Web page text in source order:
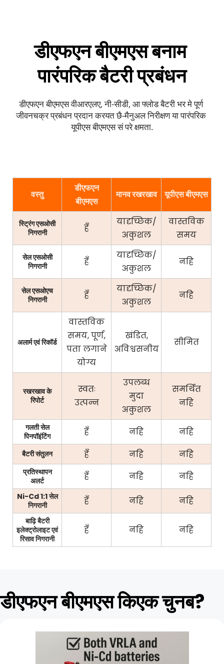
डीएफएन बीएमएस बनाम
पारंपरिक बैटरी प्रबंधन
डीएफएन बीएमएस वीआरएलए, नी-सीडी, आ फ्लोड बैटरी भर मे पूर्ण
जीवनचक्र प्रबंधन प्रदान करयत छै-मैनुअल निरीक्षण या पारंपरिक
यूपीएस बीएमएस सं परे क्षमता.
वस्तु
डीएफएन
बीएमएस
मानव रखरखाव यूपीएस बीएमएस
स्ट्रिंग एसओसी
निगरानी
हँ
यादृच्छिक/
अकुशल
वास्तविक
समय
सेल एसओसी
निगरानी
हँ
यादृच्छिक/
अकुशल
नहि
सेल एसओएच
निगरानी
हँ
यादृच्छिक/
अकुशल
नहि
अलार्म एवं रिकॉर्ड
वास्तविक
समय, पूर्ण,
पता लगाने
योग्य
खंडित,
अविश्वसनीय
सीमित
रखरखाव के
रिपोर्ट
स्वतः
उत्पन्न
उपलब्ध
मुदा
अकुशल
समर्थित
नहि
गलती सेल
पिनपॉइंटिंग
हँ नहि नहि
बैटरी संतुलन हँ नहि नहि
प्रतिस्थापन
अलर्ट
हँ नहि नहि
Ni-Cd 1:1 सेल
निगरानी
हँ नहि नहि
बाढ़ि बैटरी
इलेक्ट्रोलाइट एवं
रिसाव निगरानी
हँ नहि नहि
डीएफएन बीएमएस किएक चुनब?